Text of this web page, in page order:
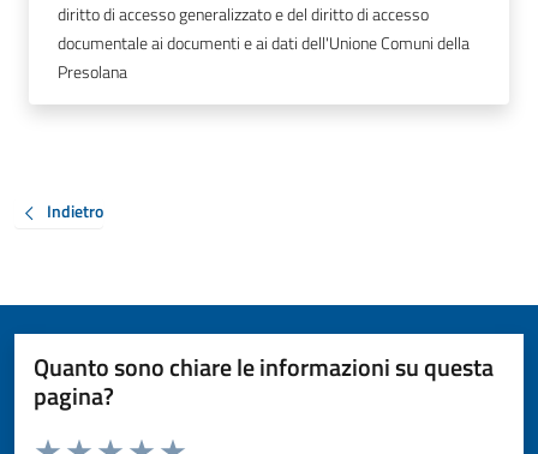
diritto di accesso generalizzato e del diritto di accesso
documentale ai documenti e ai dati dell'Unione Comuni della
Presolana
Indietro
Quanto sono chiare le informazioni su questa
pagina?
Valuta da 1 a 5 stelle la pagina